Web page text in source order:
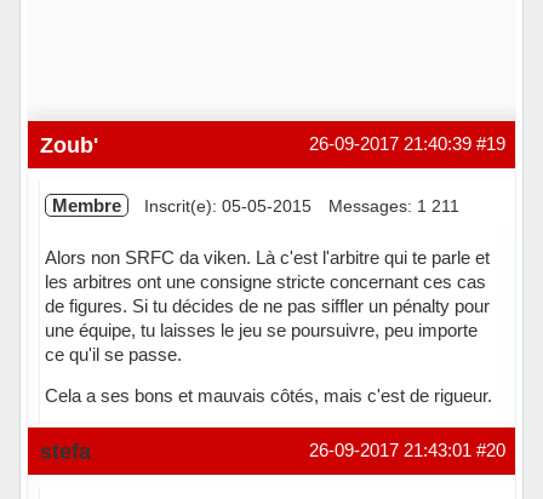
#19
26-09-2017 21:40:39
Zoub'
Membre Inscrit(e): 05-05-2015 Messages: 1 211
Alors non SRFC da viken. Là c'est l'arbitre qui te parle et
les arbitres ont une consigne stricte concernant ces cas
de figures. Si tu décides de ne pas siffler un pénalty pour
une équipe, tu laisses le jeu se poursuivre, peu importe
ce qu'il se passe.
Cela a ses bons et mauvais côtés, mais c'est de rigueur.
Hors ligne #20
26-09-2017 21:43:01
stefa